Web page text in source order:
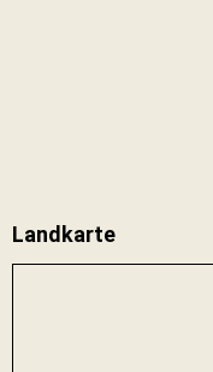
Landkarte